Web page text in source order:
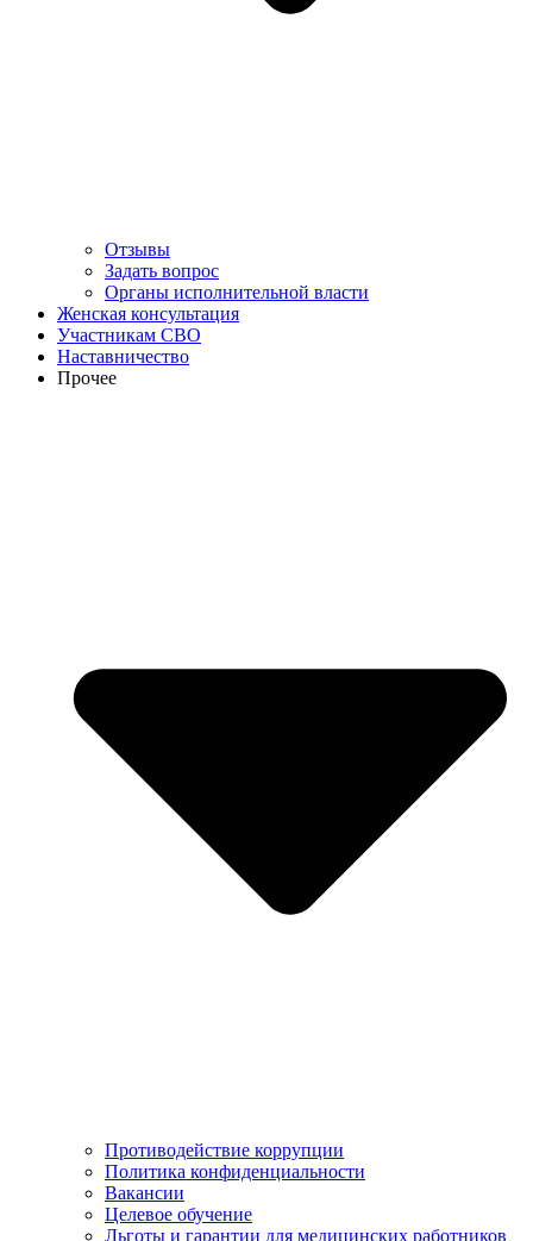
Отзывы
Задать вопрос
Органы исполнительной власти
Женская консультация
Участникам СВО
Наставничество
Прочее
Противодействие коррупции
Политика конфиденциальности
Вакансии
Целевое обучение
Льготы и гарантии для медицинских работников